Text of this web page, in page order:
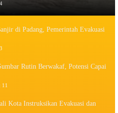
di Padang, Pemerintah Evakuasi
Rutin Berwakaf, Potensi Capai
11
Kota Instruksikan Evakuasi dan